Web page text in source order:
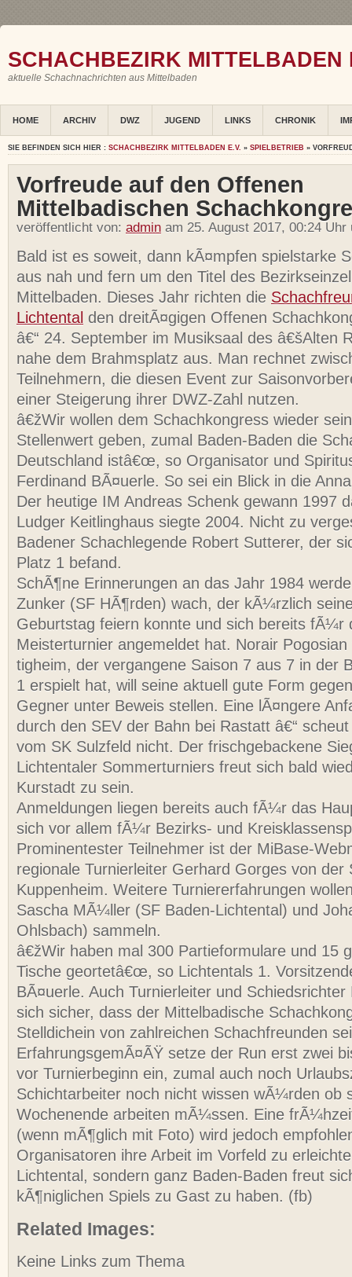
SCHACHBEZIRK MITTELBADEN
aktuelle Schachnachrichten aus Mittelbaden
HOME ARCHIV DWZ JUGEND LINKS CHRONIK
SIE BEFINDEN SICH HIER : SCHACHBEZIRK MITTELBADEN E.V. » SPIELBETRIEB »
Vorfreude auf den Offenen
Mittelbadischen
veröffentlicht von: admin am 25. August 2017, 00:24
Bald ist es soweit, dann kÃ¤mpfen spielstarke
aus nah und fern um den Titel des
Mittelbaden. Dieses Jahr richten die
Lichtental den dreitÃ¤gigen Offenen
â€“ 24. September im Musiksaal des â€šAlten
nahe dem Brahmsplatz aus. Man rechnet
Teilnehmern, die diesen Event zur
einer Steigerung ihrer DWZ-Zahl nutzen.
â€žWir wollen dem Schachkongress wieder
Stellenwert geben, zumal Baden-Baden die
Deutschland istâ€œ, so Organisator und
Ferdinand BÃ¤uerle. So sei ein Blick in die
Der heutige IM Andreas Schenk gewann 1997
Ludger Keitlinghaus siegte 2004. Nicht zu
Badener Schachlegende Robert Sutterer, der
Platz 1 befand.
SchÃ¶ne Erinnerungen an das Jahr 1984
Zunker (SF HÃ¶rden) wach, der kÃ¼rzlich
Geburtstag feiern konnte und sich bereits fÃ¼r
Meisterturnier angemeldet hat. Norair
tigheim, der vergangene Saison 7 aus 7 in der
1 erspielt hat, will seine aktuell gute Form
Gegner unter Beweis stellen. Eine lÃ¤ngere
durch den SEV der Bahn bei Rastatt â€“
vom SK Sulzfeld nicht. Der frischgebackene
Lichtentaler Sommerturniers freut sich bald
Kurstadt zu sein.
Anmeldungen liegen bereits auch fÃ¼r das
sich vor allem fÃ¼r Bezirks- und
Prominentester Teilnehmer ist der MiBase-
regionale Turnierleiter Gerhard Gorges von der
Kuppenheim. Weitere Turniererfahrungen
Sascha MÃ¼ller (SF Baden-Lichtental) und
Ohlsbach) sammeln.
â€žWir haben mal 300 Partieformulare und 15
Tische geortetâ€œ, so Lichtentals 1.
BÃ¤uerle. Auch Turnierleiter und
sich sicher, dass der Mittelbadische
Stelldichein von zahlreichen Schachfreunden
ErfahrungsgemÃ¤ÃŸ setze der Run erst zwei
vor Turnierbeginn ein, zumal auch noch
Schichtarbeiter noch nicht wissen wÃ¼rden ob
Wochenende arbeiten mÃ¼ssen. Eine
(wenn mÃ¶glich mit Foto) wird jedoch
Organisatoren ihre Arbeit im Vorfeld zu
Lichtental, sondern ganz Baden-Baden freut
kÃ¶niglichen Spiels zu Gast zu haben. (fb)
Related Images:
Keine Links zum Thema